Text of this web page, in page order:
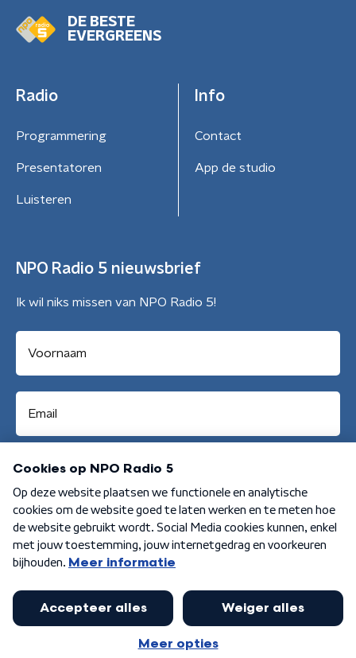
DE BESTE
EVERGREENS
Radio
Programmering
Presentatoren
Luisteren
Info
Contact
App de studio
NPO Radio 5 nieuwsbrief
Ik wil niks missen van NPO Radio 5!
Aanmelden
Algemene voorwaarden